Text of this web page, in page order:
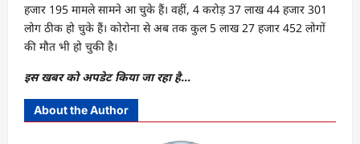
हजार 195 मामले सामने आ चुके हैं। वहीं, 4 करोड़ 37 लाख 44 हजार 301
लोग ठीक हो चुके हैं। कोरोना से अब तक कुल 5 लाख 27 हजार 452 लोगों
की मौत भी हो चुकी है।
इस खबर को अपडेट किया जा रहा है…
About the Author